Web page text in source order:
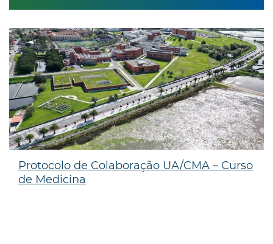
Protocolo de Colaboração UA/CMA – Curso
de Medicina